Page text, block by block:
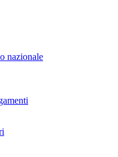
nazionale